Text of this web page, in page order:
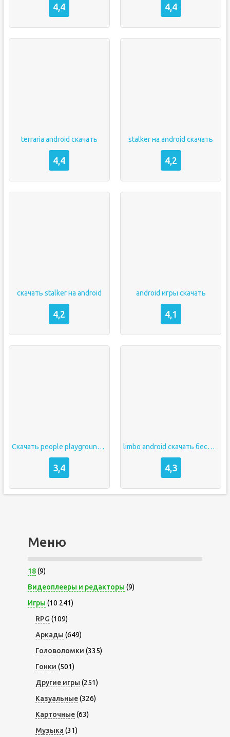
4,4 4,4
terraria android скачать
4,4
stalker на android скачать
4,2
скачать stalker на android
4,2
android игры скачать
4,1
Скачать people playground на android
3,4
limbo android скачать бесплатно
4,3
Меню
18(9)
Видеоплееры и редакторы (9)
Игры (10 241)
RPG (109)
Аркады (649)
Головоломки (335)
Гонки (501)
Другие игры (251)
Казуальные(326)
Карточные(63)
Музыка (31)